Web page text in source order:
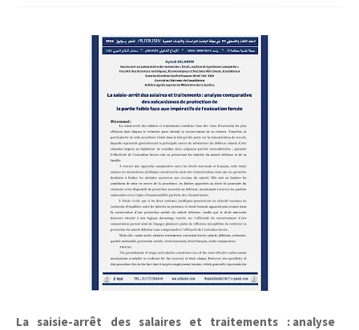
La saisie-arrêt des salaires et traitements : analyse